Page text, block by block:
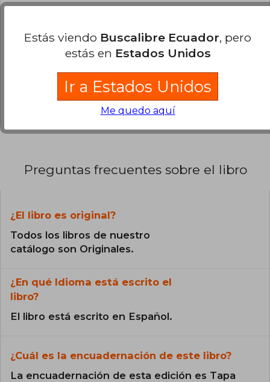
0% (0)
0% (0)
0% (0)
0% (0)
Preguntas frecuentes sobre el libro
¿El libro es original?
Todos los libros de nuestro
catálogo son Originales.
¿En qué Idioma está escrito el
libro?
El libro está escrito en Español.
¿Cuál es la encuadernación de este libro?
La encuadernación de esta edición es Tapa
Estás viendo Buscalibre Ecuador, pero
estás en Estados Unidos
Ir a Estados Unidos
Me quedo aquí